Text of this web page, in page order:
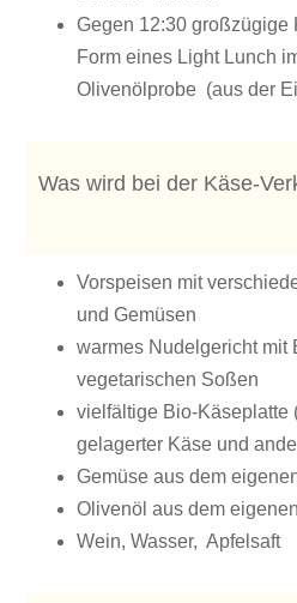
Gegen 12:30 großzügige
Form eines Light Lunch
Olivenölprobe (aus der
Was wird bei der Käse-
Vorspeisen mit
und Gemüsen
warmes Nudelgericht mit
vegetarischen Soßen
vielfältige Bio-Käseplatte
gelagerter Käse und
Gemüse aus dem
Olivenöl aus dem
Wein, Wasser, Apfelsaft